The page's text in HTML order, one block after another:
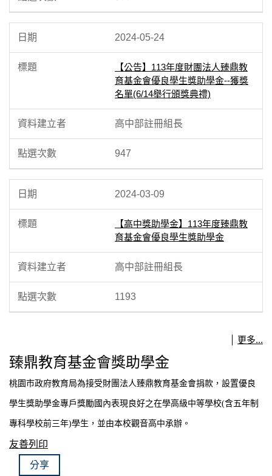
2024-05-24
【公告】113年度財團法人臻鼎教
育基金會優良學生獎助學金--獲獎
名單(6/14舉行頒獎典禮)
高中部註冊組長
947
2024-03-09
【高中獎助學金】113年度臻鼎教
育基金會優良學生獎助學金
高中部註冊組長
1193
更多...
臻鼎教育基金會獎助學金
桃園市政府教育局為接受財團法人臻鼎教育基金會捐款，設置優良
學生獎助學金專戶獎勵國內表現良好之在學高級中等學校(含五年制
專科學校前三年)學生，並由本校觀音高中承辦。
友善列印
分享